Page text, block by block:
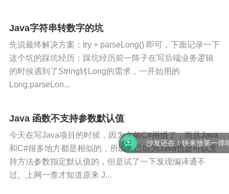
Java字符串转数字的坑
先说最终解决方案：try + parseLong() 即可，下面记录一下
这个坑的踩坑经历：踩坑经历前一阵子在写后端业务逻辑
的时候遇到了String转Long的需求，一开始用的
Long.parseLon...
Java 函数不支持参数默认值
今天在写Java项目的时候，因为之前C#用惯了，而且Java
和C#很多地方都是相似的，所以自己以为Java也是可以支
持方法参数指定默认值的，但是试了一下发现编译通不
过。上网一查才知道原来 J...
沙发还在！快来放第一弹吧